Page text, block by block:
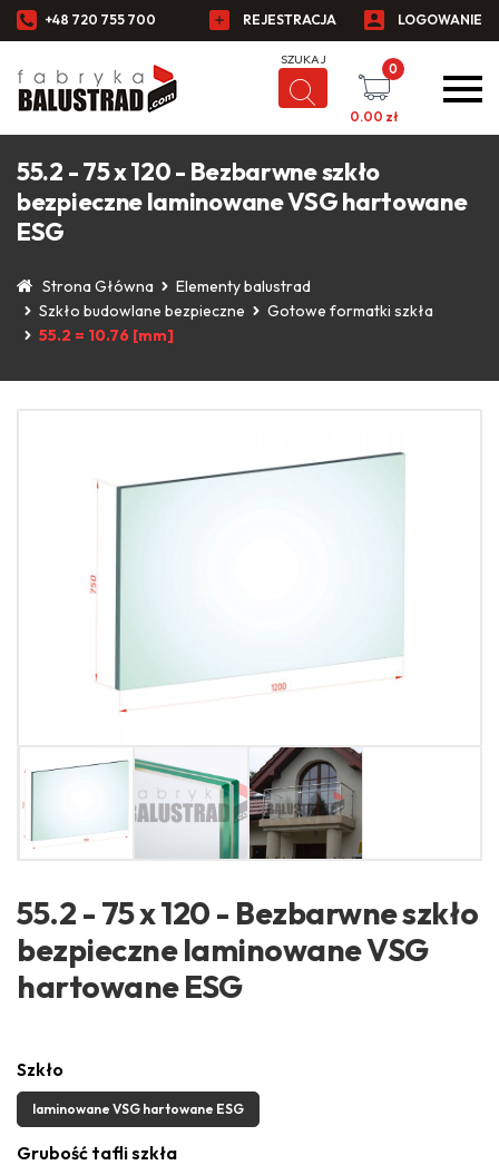
+48 720 755 700 REJESTRACJA LOGOWANIE
0
0.00 zł
55.2 - 75 x 120 - Bezbarwne szkło
bezpieczne laminowane VSG hartowane
ESG
Strona Główna
Elementy balustrad
Szkło budowlane bezpieczne
Gotowe formatki szkła
55.2 = 10.76 [mm]
55.2 - 75 x 120 - Bezbarwne szkło
bezpieczne laminowane VSG
hartowane ESG
Szkło
laminowane VSG hartowane ESG
Grubość tafli szkła